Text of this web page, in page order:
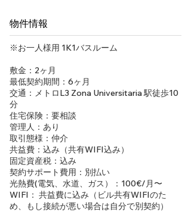
物件情報
※お一人様用 1K1バスルーム
敷金：2ヶ月
最低契約期間：6ヶ月
交通：メトロL3 Zona Universitaria 駅徒歩10
分
住宅保険：要相談
管理人：あり
取引態様：仲介
共益費：込み（共有WIFI込み）
固定資産税：込み
契約サポート費用：別払い
光熱費(電気、水道、ガス）：100€/月〜
WIFI： 共益費に込み（ビル共有WIFIのた
め、もし接続が悪い場合は自分で別契約）